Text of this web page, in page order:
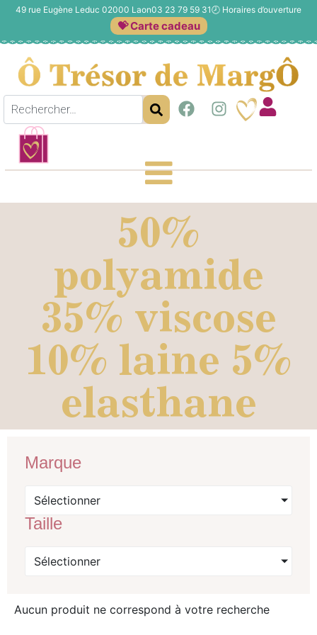
49 rue Eugène Leduc 02000 Laon03 23 79 59 31🕗 Horaires d’ouverture
💝 Carte cadeau
50%
polyamide
35% viscose
10% laine 5%
elasthane
Marque
Sélectionner
Taille
Sélectionner
Aucun produit ne correspond à votre recherche